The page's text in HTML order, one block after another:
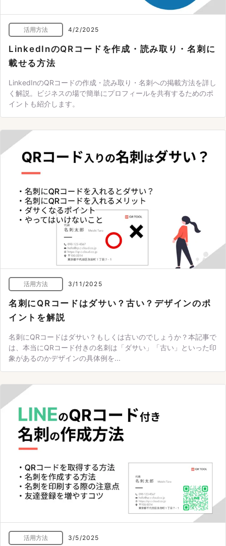
活用方法 4/2/2025
LinkedInのQRコードを作成・読み取り・名刺に
載せる方法
LinkedInのQRコードの作成・読み取り・名刺への掲載方法を詳し
く解説。ビジネスの場で簡単にプロフィールを共有するためのポ
イントも紹介します。
活用方法 3/11/2025
名刺にQRコードはダサい？古い？デザインのポ
イントを解説
名刺にQRコードはダサい？もしくは古いのでしょうか？本記事で
は、本当にQRコード付きの名刺は「ダサい」「古い」といった印
象があるのかデザインの具体例を...
活用方法 3/5/2025